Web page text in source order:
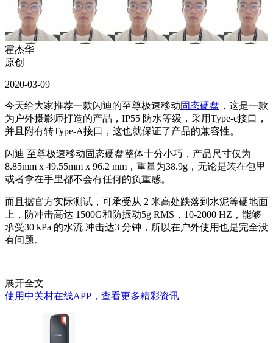
霍杰华
原创
2020-03-09
今天给大家推荐一款闪迪的至尊极速移动固态硬盘 ，这是一款
为户外摄影师打造的产品，IP55 防水等级，采用Type-c接口，
并且附有转Type-A接口，这也就保证了产品的兼容性。
闪迪 至尊极速移动固态硬盘整体十分小巧，产品尺寸仅为
8.85mm x 49.55mm x 96.2 mm，重量为38.9g，无论是装在包里
或者拿在手里都不会有任何的负重感。
而且据官方实际测试，可承受从 2 米高处跌落到水泥等硬地面
上，防冲击高达 1500G和防振动5g RMS，10-2000 HZ，能够
承受30 kPa 的水流 冲击达3 分钟，所以在户外使用也是完全没
有问题。
展开全文
使用中关村在线APP，查看更多精彩资讯